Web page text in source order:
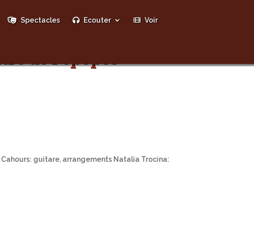
Spectacles Ecouter Voir
guitare, arrangements Natalia Trocina: